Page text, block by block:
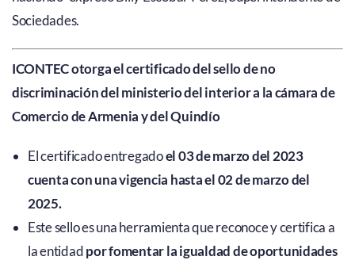
Sociedades.
ICONTEC otorga el certificado del sello de no
discriminación del ministerio del interior a la cámara de
Comercio de Armenia y delQuindío
El certificado entregadoel 03 de marzo del 2023
cuenta con una vigencia hasta el 02 de marzo del
2025.
Este sello es una herramienta que reconoce y certifica a
la entidadpor fomentar la igualdad de oportunidades